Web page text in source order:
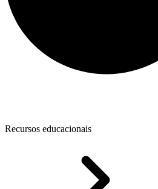
Recursos educacionais